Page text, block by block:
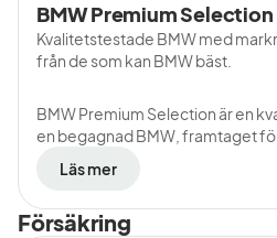
BMW Premium Selection
Kvalitetstestade BMW med
från de som kan BMW bäst.
BMW Premium Selection är en
en begagnad BMW, framtaget
tillhandahålls av de som kan
marknadsledande garantier och
Läs mer
Försäkring